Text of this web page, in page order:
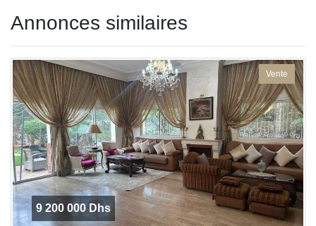
should
Annonces similaires
Vente
9 200 000 Dhs